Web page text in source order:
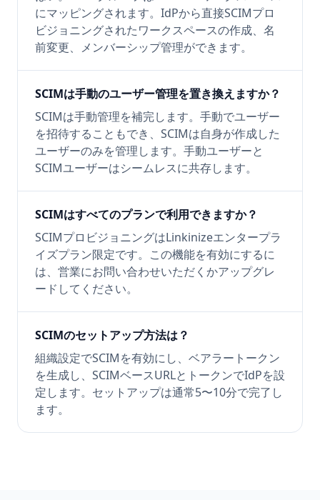
にマッピングされます。IdPから直接SCIMプロ
ビジョニングされたワークスペースの作成、名
前変更、メンバーシップ管理ができます。
SCIMは手動のユーザー管理を置き換えますか？
SCIMは手動管理を補完します。手動でユーザー
を招待することもでき、SCIMは自身が作成した
ユーザーのみを管理します。手動ユーザーと
SCIMユーザーはシームレスに共存します。
SCIMはすべてのプランで利用できますか？
SCIMプロビジョニングはLinkinizeエンタープラ
イズプラン限定です。この機能を有効にするに
は、営業にお問い合わせいただくかアップグレ
ードしてください。
SCIMのセットアップ方法は？
組織設定でSCIMを有効にし、ベアラートークン
を生成し、SCIMベースURLとトークンでIdPを設
定します。セットアップは通常5〜10分で完了し
ます。